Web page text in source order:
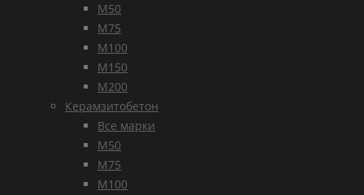
М50
М75
М100
М150
М200
Керамзитобетон
Все марки
М50
М75
М100